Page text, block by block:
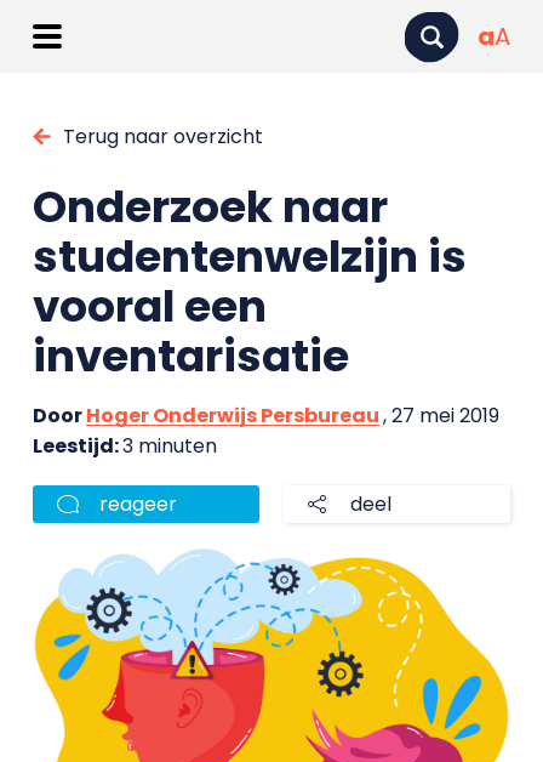
aA
Terug naar overzicht
Onderzoek naar
studentenwelzijn is
vooral een
inventarisatie
DoorHoger Onderwijs Persbureau, 27 mei 2019
Leestijd:3 minuten
reageer deel